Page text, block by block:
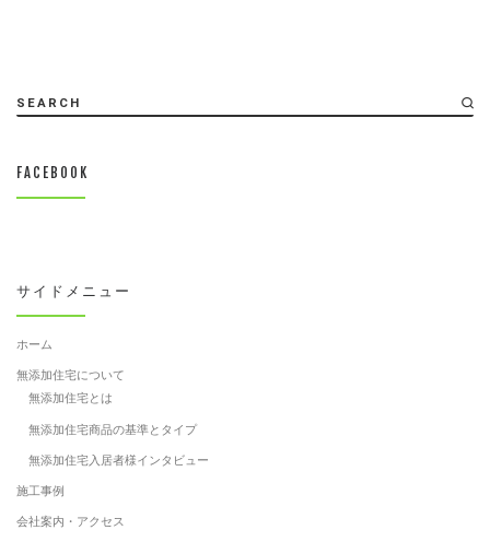
SEARCH
FACEBOOK
サイドメニュー
ホーム
無添加住宅について
無添加住宅とは
無添加住宅商品の基準とタイプ
無添加住宅入居者様インタビュー
施工事例
会社案内・アクセス